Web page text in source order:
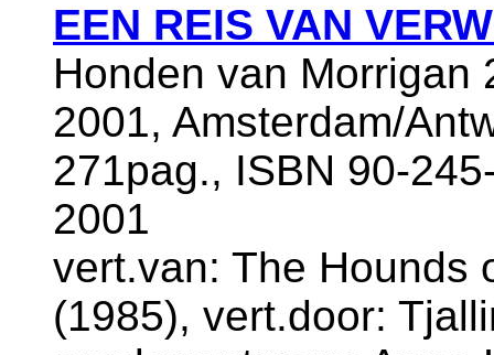
EEN REIS VAN
Honden van Morrigan
2001, Amsterdam/
271pag., ISBN 90-
2001
vert.van: The Hounds
(1985), vert.door: